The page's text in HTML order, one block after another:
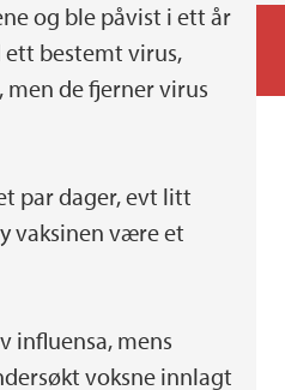
og ble påvist i ett år
ett bestemt virus,
men de fjerner virus
par dager, evt litt
vaksinen være et
influensa, mens
voksne innlagt